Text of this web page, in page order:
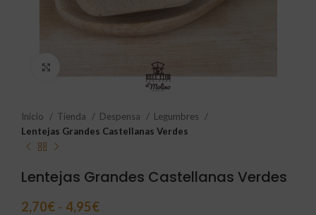
Inicio Tienda Despensa
Legumbres
Lentejas Grandes Castellanas Verdes
Lentejas Grandes Castellanas Verdes
2,70€ - 4,95€